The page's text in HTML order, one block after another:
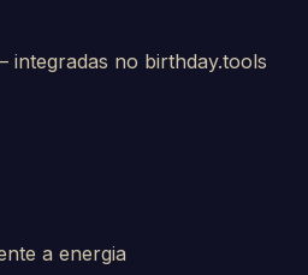
integradas no birthday.tools
a energia